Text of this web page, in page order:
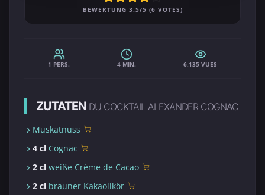
BEWERTUNG 3.5/5 (6 VOTES)
1 PERS. 4 MIN. 6,135 VUES
ZUTATEN DU COCKTAIL ALEXANDER COGNAC
Muskatnuss
4 cl Cognac
2 cl weiße Crème de Cacao
2 cl brauner Kakaolikör